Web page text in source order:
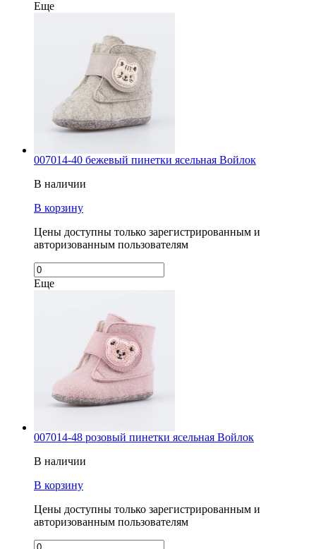
Еще
007014-40 бежевый пинетки ясельная Войлок
В наличии
В корзину
Цены доступны только зарегистрированным и
авторизованным пользователям
Еще
007014-48 розовый пинетки ясельная Войлок
В наличии
В корзину
Цены доступны только зарегистрированным и
авторизованным пользователям